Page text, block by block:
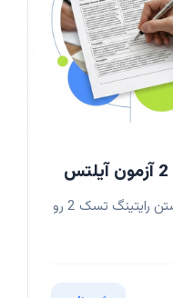
دنبال یه پکیج هستم که نحوه نوشتن رایتینگ تسک 2 رو